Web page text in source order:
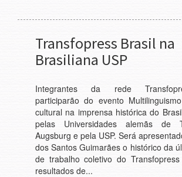
Transfopress Brasil na
Brasiliana USP
Integrantes da rede
participarão do evento
cultural na imprensa histórica do
pelas Universidades alemãs de
Augsburg e pela USP. Será
dos Santos Guimarães o histórico da
de trabalho coletivo do
resultados de...